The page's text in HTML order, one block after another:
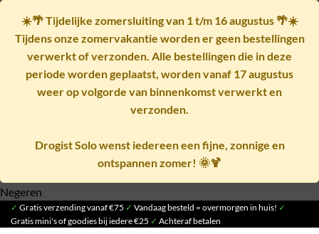
☀️🌴Tijdelijke zomersluiting van 1 t/m 16 augustus🌴☀️
Tijdens onze zomervakantie worden er geen bestellingen
verwerkt of verzonden. Alle bestellingen die in deze
periode worden geplaatst, worden vanaf 17 augustus
weer op volgorde van binnenkomst verwerkt en
verzonden.
Drogist Solo wenst iedereen een fijne, zonnige en
ontspannen zomer! 🌞🍹
Negeren
naar
inhoud
✓ Gratis verzending vanaf €75 ✓ Vandaag besteld = overmorgen in huis! ✓
Gratis mini's of goodies bij iedere €25 ✓ Achteraf betalen